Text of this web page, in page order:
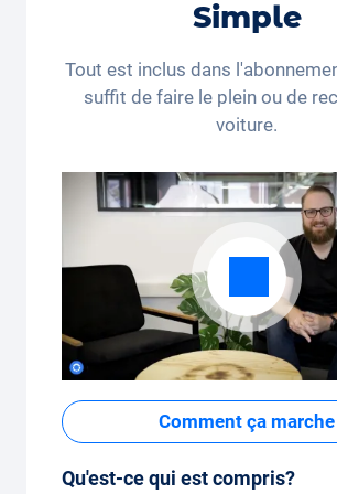
Simple
Tout est inclus dans
suffit de faire le plein ou de
voiture.
Comment ça marche
Qu'est-ce qui est compris?